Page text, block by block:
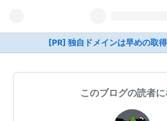
[PR] 独自ドメインは早めの取
このブログの読者